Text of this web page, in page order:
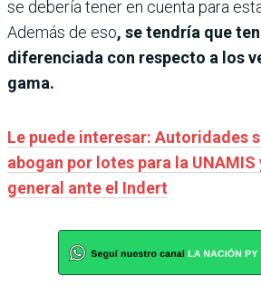
se debería tener en cuenta para
Además de eso, se tendría que
diferenciada con respecto a los
gama.
Le puede interesar: Autoridades
abogan por lotes para la
general ante el Indert